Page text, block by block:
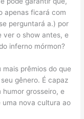
apenas ficará com
perguntará a.) por
ver o show antes, e
inferno mórmon?
prêmios do que
gênero. É capaz
grosseiro, e
uma nova cultura ao